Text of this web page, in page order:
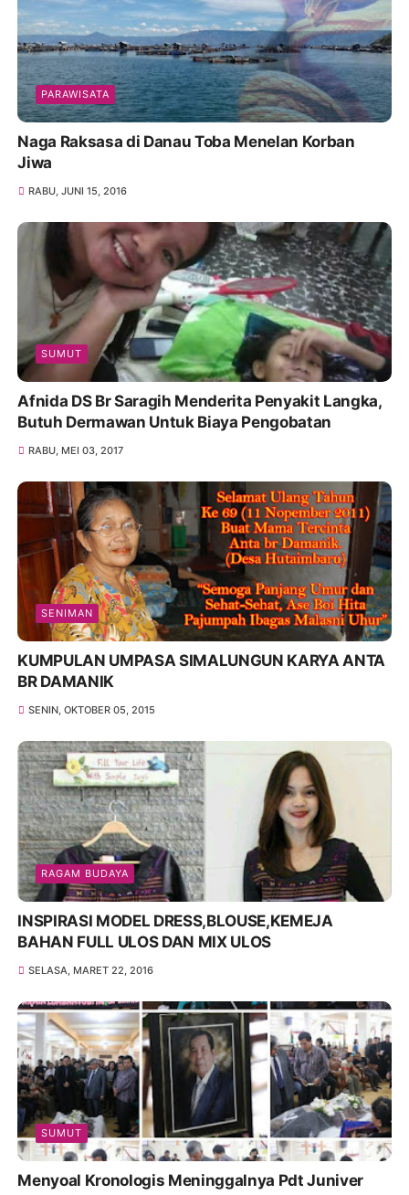
PARAWISATA
Naga Raksasa di Danau Toba Menelan Korban
Jiwa
RABU, JUNI 15, 2016
SUMUT
Afnida DS Br Saragih Menderita Penyakit Langka,
Butuh Dermawan Untuk Biaya Pengobatan
RABU, MEI 03, 2017
SENIMAN
KUMPULAN UMPASA SIMALUNGUN KARYA ANTA
BR DAMANIK
SENIN, OKTOBER 05, 2015
RAGAM BUDAYA
INSPIRASI MODEL DRESS,BLOUSE,KEMEJA
BAHAN FULL ULOS DAN MIX ULOS
SELASA, MARET 22, 2016
SUMUT
Menyoal Kronologis Meninggalnya Pdt Juniver